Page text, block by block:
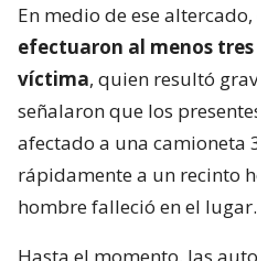
En medio de ese
efectuaron al menos
víctima, quien resultó
señalaron que los
afectado a una camioneta
rápidamente a un recinto
hombre falleció en el lugar.
Hasta el momento, las